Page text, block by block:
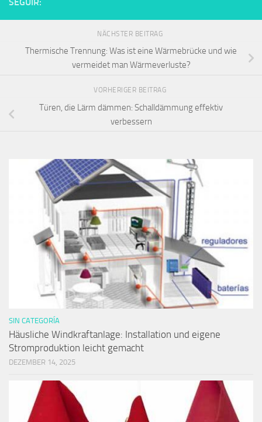
SEGUIR:
NÄCHSTER BEITRAG
Thermische Trennung: Was ist eine Wärmebrücke und wie
vermeidet man Wärmeverluste?
VORHERIGER BEITRAG
Türen, die Lärm dämmen: Schalldämmung effektiv
verbessern
SIN CATEGORÍA
Häusliche Windkraftanlage: Installation und eigene
Stromproduktion leicht gemacht
DEZEMBER 14, 2025